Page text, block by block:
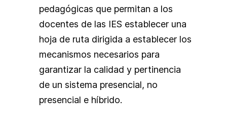
pedagógicas que permitan a los
docentes de las IES establecer una
hoja de ruta dirigida a establecer los
mecanismos necesarios para
garantizar la calidad y pertinencia
de un sistema presencial, no
presencial e híbrido.